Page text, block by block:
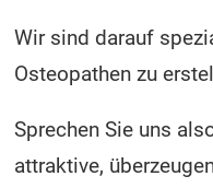
Wir sind darauf
Osteopathen zu
Sprechen Sie uns
attraktive,